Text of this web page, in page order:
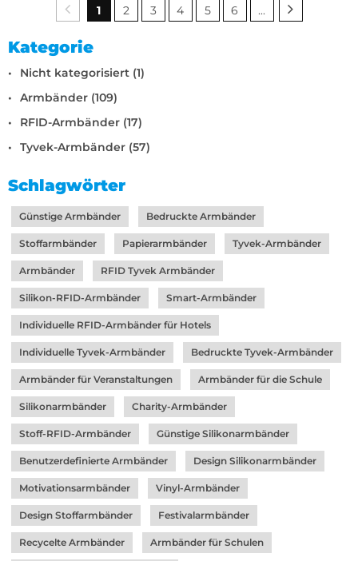
1 2 3 4 5 6 ...
Kategorie
Nicht kategorisiert (1)
Armbänder (109)
RFID-Armbänder (17)
Tyvek-Armbänder (57)
Schlagwörter
Günstige Armbänder Bedruckte Armbänder
Stoffarmbänder Papierarmbänder Tyvek-Armbänder
Armbänder RFID Tyvek Armbänder
Silikon-RFID-Armbänder Smart-Armbänder
Individuelle RFID-Armbänder für Hotels
Individuelle Tyvek-Armbänder Bedruckte Tyvek-Armbänder
Armbänder für Veranstaltungen Armbänder für die Schule
Silikonarmbänder Charity-Armbänder
Stoff-RFID-Armbänder Günstige Silikonarmbänder
Benutzerdefinierte Armbänder Design Silikonarmbänder
Motivationsarmbänder Vinyl-Armbänder
Design Stoffarmbänder Festivalarmbänder
Recycelte Armbänder Armbänder für Schulen